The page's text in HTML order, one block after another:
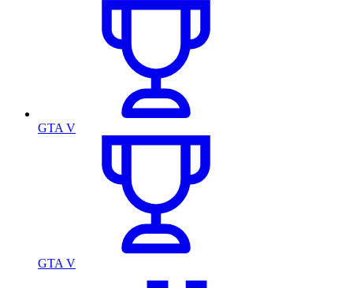
GTA V
GTA V